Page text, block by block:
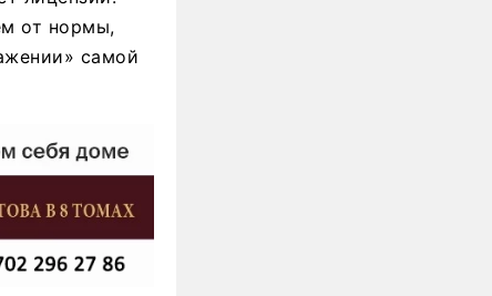
от нормы,
самой